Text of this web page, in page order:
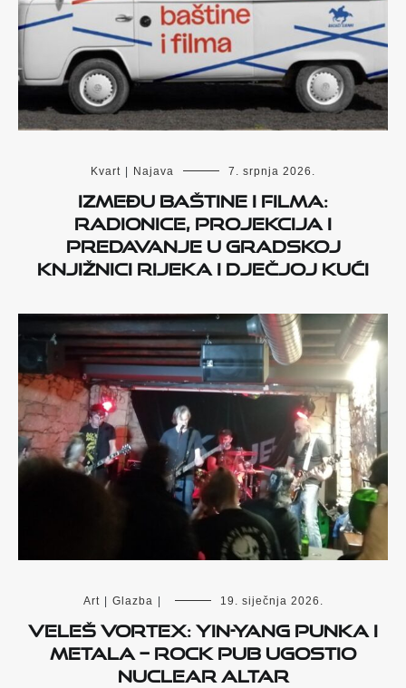
Kvart Najava 7. srpnja 2026.
Između baštine i filma:
radionice, projekcija i
predavanje u Gradskoj
knjižnici Rijeka i Dječjoj kući
Art Glazba 19. siječnja 2026.
VELEŠ VORTEX: yin-yang punka i
metala – Rock Pub ugostio
Nuclear Altar